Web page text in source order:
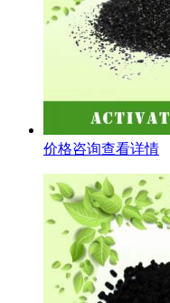
价格咨询查看详情